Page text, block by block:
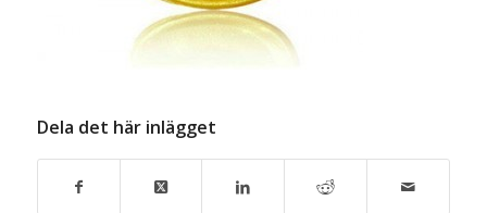
Dela det här inlägget